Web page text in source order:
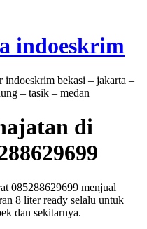
indoeskrim
indoeskrim bekasi – jakarta –
– tasik – medan
di
085288629699 menjual
8 liter ready selalu untuk
dan sekitarnya.